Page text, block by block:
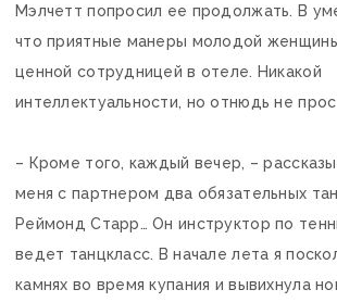
Мэлчетт попросил ее продолжать. В
что приятные манеры молодой
ценной сотрудницей в отеле. Никакой
интеллектуальности, но отнюдь не
– Кроме того, каждый вечер, –
меня с партнером два обязательных
Реймонд Старр… Он инструктор по
ведет танцкласс. В начале лета я
камнях во время купания и вывихнула